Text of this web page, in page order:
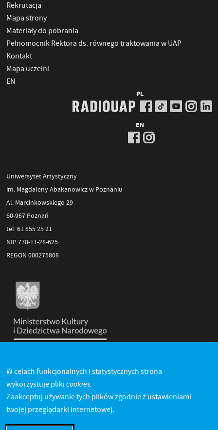
Rekrutacja
Mapa strony
Materiały do pobrania
Pełnomocnik Rektora ds. równego traktowania w UAP
Kontakt
Mapa uczelni
EN
PL
EN
Uniwersytet Artystyczny
im. Magdaleny Abakanowicz w Poznaniu
Al. Marcinkowskiego 29
60-967 Poznań
tel. 61 855 25 21
NIP 778-11-28-625
REGON 000275808
W celach funkcjonalnych i statystycznych strona
wykorzystuje pliki cookies.
Zaakceptuj używanie tych plików zgodnie z ustawieniami
twojej przeglądarki internetowej.